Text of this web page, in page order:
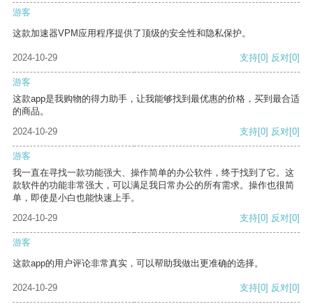
游客
这款加速器VPM应用程序提供了顶级的安全性和隐私保护。
2024-10-29 支持[0] 反对[0]
游客
这款app是我购物的得力助手，让我能够找到最优惠的价格，买到最合适
的商品。
2024-10-29
支持[0] 反对[0]
游客
我一直在寻找一款功能强大、操作简单的办公软件，终于找到了它。这
款软件的功能非常强大，可以满足我日常办公的所有需求。操作也很简
单，即使是小白也能快速上手。
2024-10-29
支持[0] 反对[0]
游客
这款app的用户评论非常真实，可以帮助我做出更准确的选择。
2024-10-29 支持[0] 反对[0]